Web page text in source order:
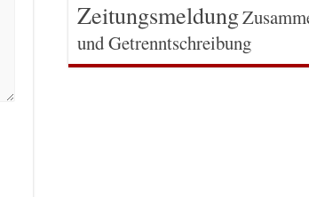
Zeitungsmeldung
und Getrenntschreibung